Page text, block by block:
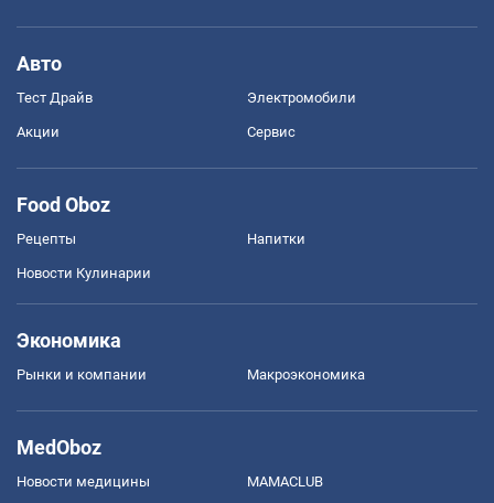
Авто
Тест Драйв Электромобили
Акции Сервис
Food Oboz
Рецепты Напитки
Новости Кулинарии
Экономика
Рынки и компании Mакроэкономика
MedOboz
Новости медицины MAMACLUB